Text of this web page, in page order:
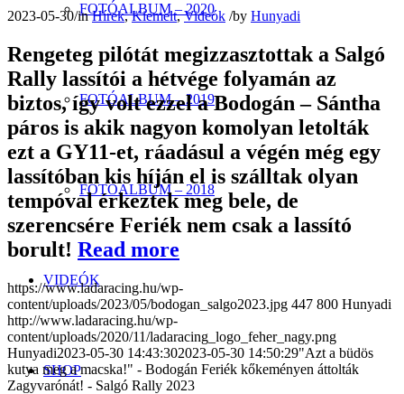
FOTÓALBUM – 2020
FOTÓALBUM – 2019
FOTÓALBUM – 2018
VIDEÓK
SHOP
2023-05-30/inHírek,Kiemelt,Videók /by Hunyadi
Rengeteg pilótát megizzasztottak a Salgó
Rally lassítói a hétvége folyamán az
biztos, így volt ezzel a Bodogán – Sántha
páros is akik nagyon komolyan letolták
ezt a GY11-et, ráadásul a végén még egy
lassítóban kis híján el is szálltak olyan
tempóval érkeztek meg bele, de
szerencsére Feriék nem csak a lassító
borult! Read more
https://www.ladaracing.hu/wp-
content/uploads/2023/05/bodogan_salgo2023.jpg 447 800 Hunyadi
http://www.ladaracing.hu/wp-
content/uploads/2020/11/ladaracing_logo_feher_nagy.png
Hunyadi2023-05-30 14:43:302023-05-30 14:50:29"Azt a büdös
kutya meg a macska!" - Bodogán Feriék kőkeményen áttolták
Zagyvarónát! - Salgó Rally 2023